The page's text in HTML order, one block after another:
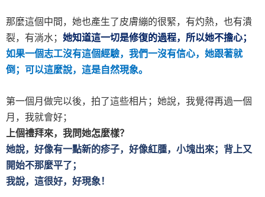
那麼這個中間，她也產生了皮膚繃的很緊，有灼熱，也有潰
裂，有淌水； 她知道這一切是修復的過程，所以她不擔心；
如果一個志工沒有這個經驗，我們一沒有信心，她跟著就
倒；可以這麼說，這是自然現象。
第一個月做完以後，拍了這些相片；她說，我覺得再過一個
月，我就會好；
上個禮拜來，我問她怎麼樣？
她說，好像有一點新的疹子，好像紅腫，小塊出來；背上又
開始不那麼平了；
我說，這很好，好現象！